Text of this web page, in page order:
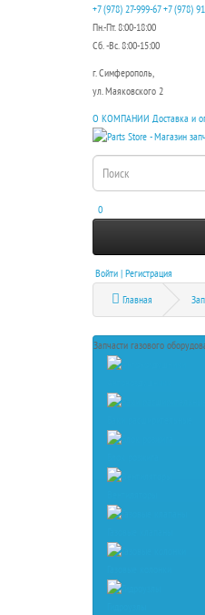
+7 (978) 27-999-67 +7 (978)
Пн.-Пт. 8:00-18:00
Сб. -Вс. 8:00-15:00
г. Симферополь,
ул. Маяковского 2
О КОМПАНИИ Доставка и
0
Войти | Регистрация
Главная
Запчасти газового